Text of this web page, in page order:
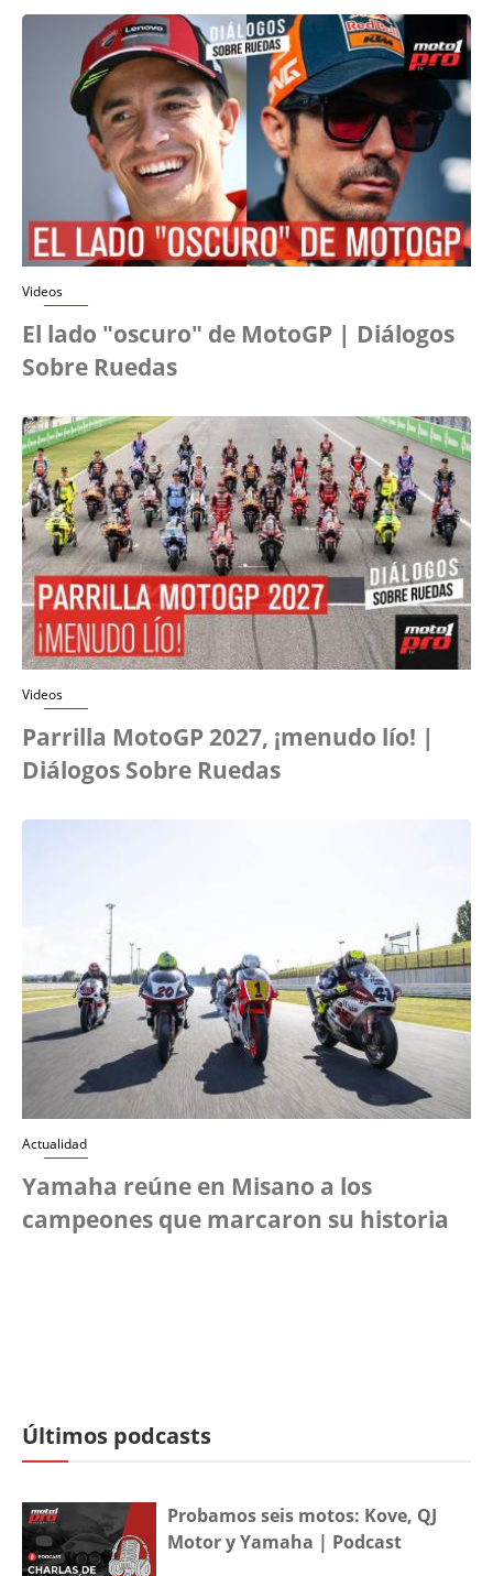
Videos
El lado "oscuro" de MotoGP | Diálogos
Sobre Ruedas
Videos
Parrilla MotoGP 2027, ¡menudo lío! |
Diálogos Sobre Ruedas
Actualidad
Yamaha reúne en Misano a los
campeones que marcaron su historia
Últimos podcasts
Probamos seis motos: Kove, QJ
Motor y Yamaha | Podcast